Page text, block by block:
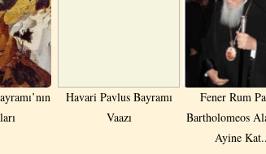
Havari Pavlus Bayramı
Vaazı
Fener Rum
Bartholomeos
Ayine